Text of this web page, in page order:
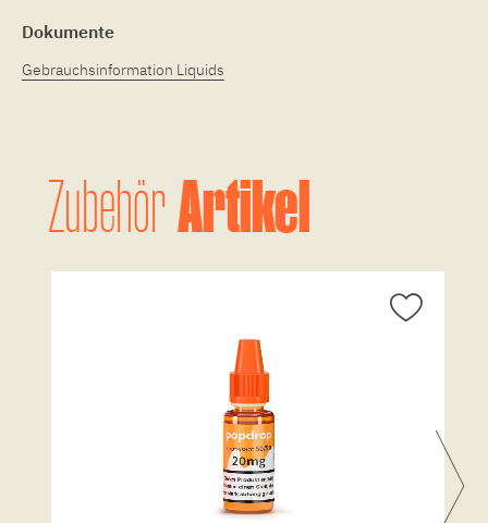
Dokumente
Gebrauchsinformation Liquids
ZubehörArtikel